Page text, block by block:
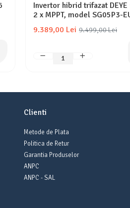
Invertor hibrid trifazat DEYE
2 x MPPT, model SG05P3-
9.499,00 Lei
9.389,00 Lei
Clienti
Metode de Plata
Politica de Retur
Garantia Produselor
ANPC
ANPC - SAL